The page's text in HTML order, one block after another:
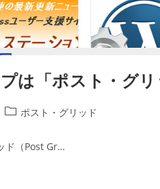
は「ポスト・グリ
ポスト・グリッド
ド（Post Gr…